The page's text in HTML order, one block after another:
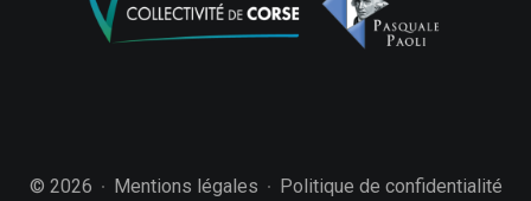
© 2026 Mentions légales
Politique de confidentialité